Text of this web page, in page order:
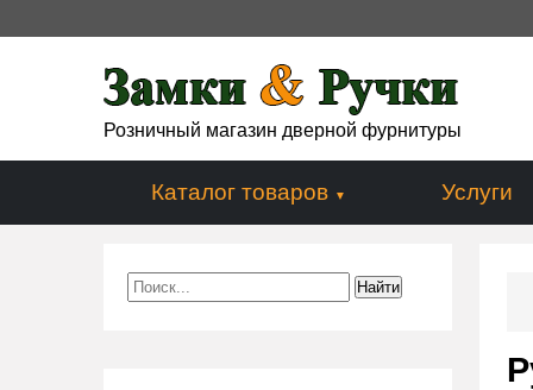
Розничный магазин дверной фурнитуры
Каталог товаров Услуги